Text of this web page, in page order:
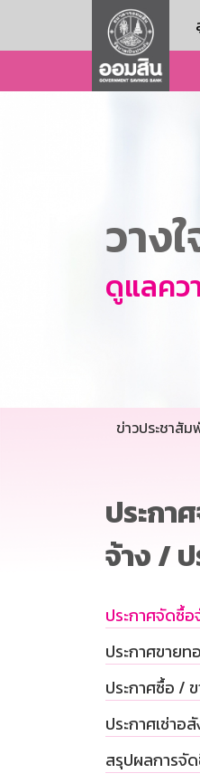
วาง
ดูแลค
ข่าวประชาสั
ประกา
จ้าง /
ประกาศจัดซื้อ
ประกาศขาย
ประกาศซื้อ /
ประกาศเช่าอ
สรุปผลการจั